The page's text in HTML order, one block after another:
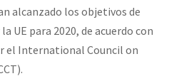
alcanzado los objetivos de
UE para 2020, de acuerdo con
el International Council on